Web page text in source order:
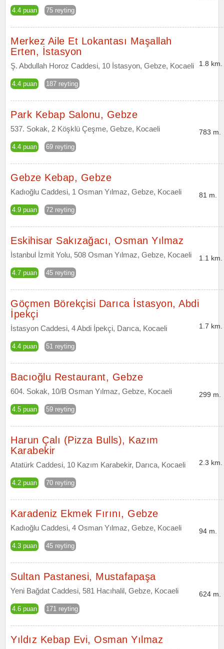
4.4 puan 75 reyting
Merkez Aile Et Lokantası Maşallah
Erten, İstasyon
Ş. Abdullah Horoz Caddesi, 10 İstasyon, Gebze, Kocaeli
4.4 puan 187 reyting
1.8 km.
Park Kebap Salonu, Gebze
537. Sokak, 2 Köşklü Çeşme, Gebze, Kocaeli
4.4 puan 69 reyting
783 m.
Gebze Kebap, Gebze
Kadıoğlu Caddesi, 1 Osman Yılmaz, Gebze, Kocaeli
4.9 puan 72 reyting
81 m.
Eskihisar Sakızağacı, Osman Yılmaz
İstanbul İzmit Yolu, 508 Osman Yılmaz, Gebze, Kocaeli
4.7 puan 45 reyting
1.1 km.
Göçmen Börekçisi Darıca İstasyon, Abdi
İpekçi
İstasyon Caddesi, 4 Abdi İpekçi, Darıca, Kocaeli
4.4 puan 51 reyting
1.7 km.
Bacıoğlu Restaurant, Gebze
604. Sokak, 10/B Osman Yılmaz, Gebze, Kocaeli
4.5 puan 59 reyting
299 m.
Harun Çalı (Pizza Bulls), Kazım
Karabekir
Atatürk Caddesi, 10 Kazım Karabekir, Darıca, Kocaeli
4.2 puan 70 reyting
2.3 km.
Karadeniz Ekmek Fırını, Gebze
Kadıoğlu Caddesi, 4 Osman Yılmaz, Gebze, Kocaeli
4.3 puan 45 reyting
94 m.
Sultan Pastanesi, Mustafapaşa
Yeni Bağdat Caddesi, 581 Hacıhalil, Gebze, Kocaeli
4.6 puan 171 reyting
624 m.
Yıldız Kebap Evi, Osman Yılmaz